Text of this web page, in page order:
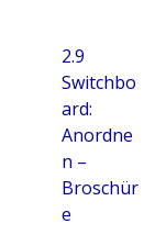
2.9
Switchbo
ard:
Anordne
n –
Broschür
e